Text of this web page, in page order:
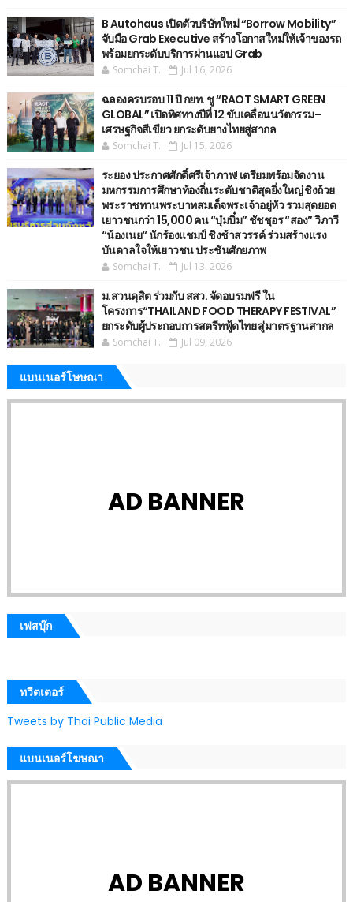
B Autohaus เปิดตัวบริษัทใหม่ “Borrow Mobility”
จับมือ Grab Executive สร้างโอกาสใหม่ให้เจ้าของรถ
พร้อมยกระดับบริการผ่านแอป Grab
Somchai T. Jul 16, 2026
ฉลองครบรอบ 11 ปี กยท. ชู “RAOT SMART GREEN
GLOBAL” เปิดทิศทางปีที่ 12 ขับเคลื่อนนวัตกรรม–
เศรษฐกิจสีเขียว ยกระดับยางไทยสู่สากล
Somchai T. Jul 15, 2026
ระยอง ประกาศศักดิ์ศรีเจ้าภาพ! เตรียมพร้อมจัดงาน
มหกรรมการศึกษาท้องถิ่นระดับชาติสุดยิ่งใหญ่ ชิงถ้วย
พระราชทานพระบาทสมเด็จพระเจ้าอยู่หัว รวมสุดยอด
เยาวชนกว่า 15,000 คน “บุ๋มบิ๋ม” ชัชชุอร “สอง” วิภาวี
“น้องเนย“ นักร้องแชมป์ ชิงช้าสวรรค์ ร่วมสร้างแรง
บันดาลใจให้เยาวชน ประชันศักยภาพ
Somchai T. Jul 13, 2026
ม.สวนดุสิต ร่วมกับ สสว. จัดอบรมฟรี ใน
โครงการ“THAILAND FOOD THERAPY FESTIVAL”
ยกระดับผู้ประกอบการสตรีทฟู้ดไทย สู่มาตรฐานสากล
Somchai T. Jul 09, 2026
แบนเนอร์โษษณา
AD BANNER
เฟสบุ๊ก
ทวีตเตอร์
Tweets by Thai Public Media
แบนเนอร์โฆษณา
AD BANNER